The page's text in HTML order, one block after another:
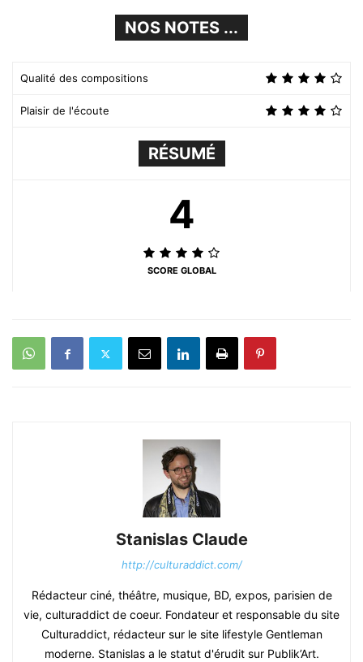
NOS NOTES ...
Qualité des compositions
Plaisir de l'écoute
RÉSUMÉ
4
SCORE GLOBAL
Stanislas Claude
http://culturaddict.com/
Rédacteur ciné, théâtre, musique, BD, expos, parisien de
vie, culturaddict de coeur. Fondateur et responsable du site
Culturaddict, rédacteur sur le site lifestyle Gentleman
moderne. Stanislas a le statut d'érudit sur Publik’Art.